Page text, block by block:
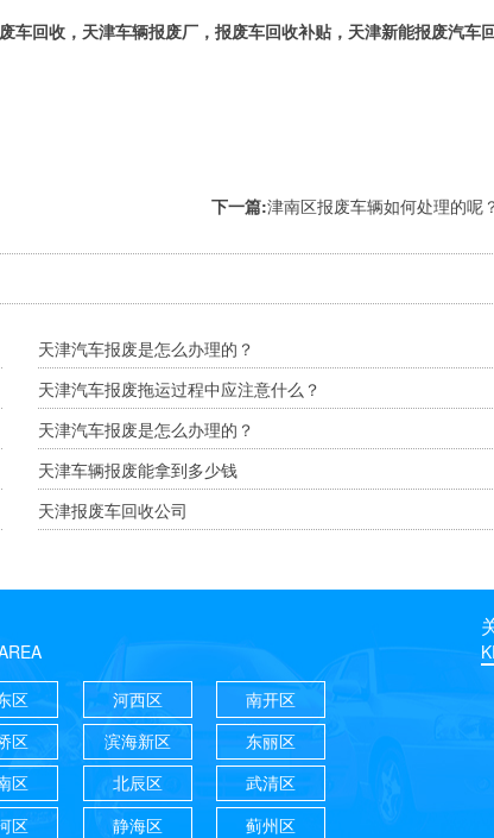
回收，天津车辆报废厂，报废车回收补贴，天津新能报废汽车
下一篇:津南区报废车辆如何处理的呢
天津汽车报废是怎么办理的？
天津汽车报废拖运过程中应注意什么？
天津汽车报废是怎么办理的？
天津车辆报废能拿到多少钱
天津报废车回收公司
区 河西区
南开区
区 滨海新区
东丽区
区 北辰区
武清区
区 静海区 蓟州区